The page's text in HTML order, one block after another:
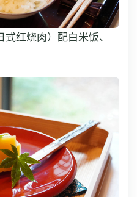
红烧肉）配白米饭、